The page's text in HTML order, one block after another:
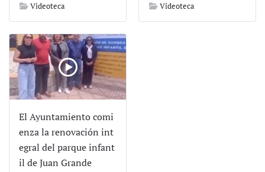
Videoteca
Videoteca
El Ayuntamiento comi
enza la renovación int
egral del parque infant
il de Juan Grande